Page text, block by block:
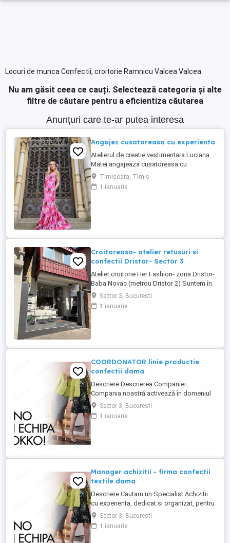
Locuri de munca Confectii, croitorie Ramnicu Valcea Valcea
Nu am găsit ceea ce cauți. Selectează categoria și alte
filtre de căutare pentru a eficientiza căutarea
Anunțuri care te-ar putea interesa
Angajez cusatoreasa cu experienta
Atelierul de creatie vestimentara Luciana
Matei angajeaza cusatoreasa cu
experienta. Cerinte: - experienta minim 5
ani in industria confectiilor; - atentie la
detalii, finisaje si indemanare penrru
Timisoara, Timis
1 ianuarie
Croitoreasa- atelier retusuri si
confectii Dristor- Sector 3
Atelier croitorie Her Fashion- zona Dristor-
Baba Novac (metrou Dristor 2) Suntem în
căutarea unei croitorese talentata și
pasionata pentru a se alătura atelierului
nostru. Dacă aveți experiență în croitorie,
Sector 3, Bucuresti
1 ianuarie
COORDONATOR linie productie
confectii dama
Descriere Descrierea Companiei
Compania noastră activează în domeniul
confecțiilor textile pentru dama și se
remarcă prin calitatea produselor
realizate. Căutăm Coordonator linie de
Sector 3, Bucuresti
1 ianuarie
Manager achizitii - firma confectii
textile dama
Descriere Cautam un Specialist Achizitii
cu experienta, dedicat si organizat, pentru
a se alatura echipei noastre. Daca esti
pasionat de gestionarea relatiilor cu
furnizorii si de coordonarea proceselor de
Sector 3, Bucuresti
1 ianuarie